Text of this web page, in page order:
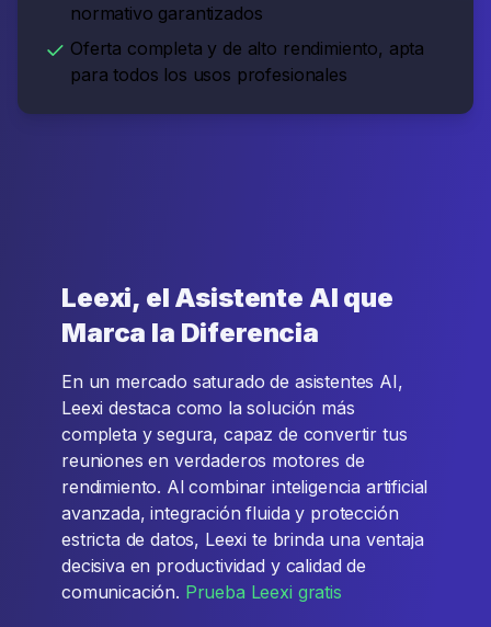
normativo garantizados
Oferta completa y de alto rendimiento, apta
para todos los usos profesionales
Leexi, el Asistente AI que
Marca la Diferencia
En un mercado saturado de asistentes AI,
Leexi destaca como la solución más
completa y segura, capaz de convertir tus
reuniones en verdaderos motores de
rendimiento. Al combinar inteligencia artificial
avanzada, integración fluida y protección
estricta de datos, Leexi te brinda una ventaja
decisiva en productividad y calidad de
comunicación. Prueba Leexi gratis